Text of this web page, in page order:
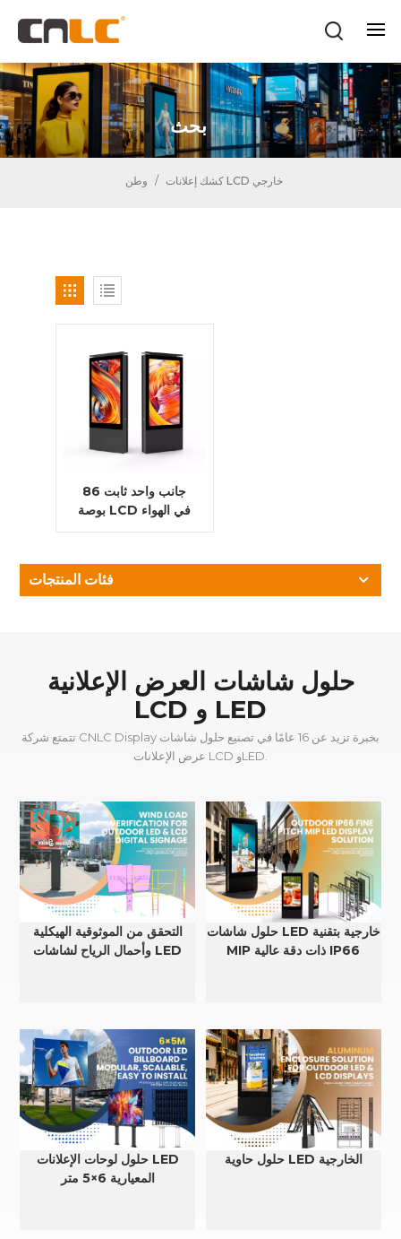
بحث
وطن / كشك إعلانات LCD خارجي
جانب واحد ثابت 86
بوصة LCD في الهواء
الطلق للماء LCD
فئات المنتجات
حلول شاشات العرض الإعلانية
LCD و LED
تتمتع شركة CNLC Display بخبرة تزيد عن 16 عامًا في تصنيع حلول شاشات
عرض الإعلانات LCD وLED.
التحقق من الموثوقية الهيكلية
وأحمال الرياح لشاشات LED
حلول شاشات LED خارجية بتقنية
MIP ذات دقة عالية IP66
حلول لوحات الإعلانات LED
المعيارية 6×5 متر
حلول حاوية LED الخارجية